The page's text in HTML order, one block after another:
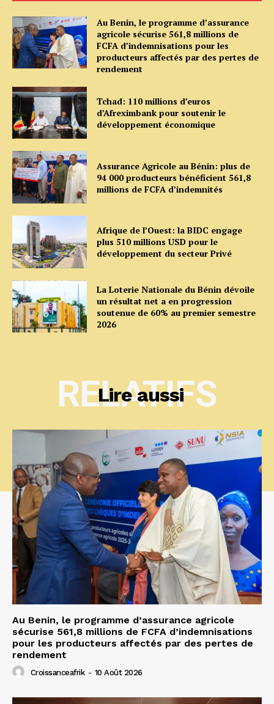
Au Benin, le programme d’assurance
agricole sécurise 561,8 millions de
FCFA d’indemnisations pour les
producteurs affectés par des pertes de
rendement
Tchad: 110 millions d’euros
d’Afreximbank pour soutenir le
développement économique
Assurance Agricole au Bénin: plus de
94 000 producteurs bénéficient 561,8
millions de FCFA d’indemnités
Afrique de l’Ouest: la BIDC engage
plus 510 millions USD pour le
développement du secteur Privé
La Loterie Nationale du Bénin dévoile
un résultat net a en progression
soutenue de 60% au premier semestre
2026
Lire aussi
RELATIFS
Au Benin, le programme d’assurance agricole
sécurise 561,8 millions de FCFA d’indemnisations
pour les producteurs affectés par des pertes de
rendement
Croissanceafrik - 10 Août 2026